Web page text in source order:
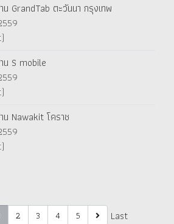
น GrandTab ตะวันนา กรุงเทพ
น S mobile
น Nawakit โคราช
2 3 4 5 Last